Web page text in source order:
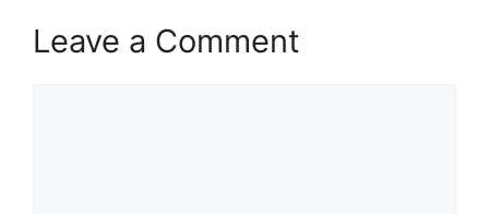
Leave a Comment